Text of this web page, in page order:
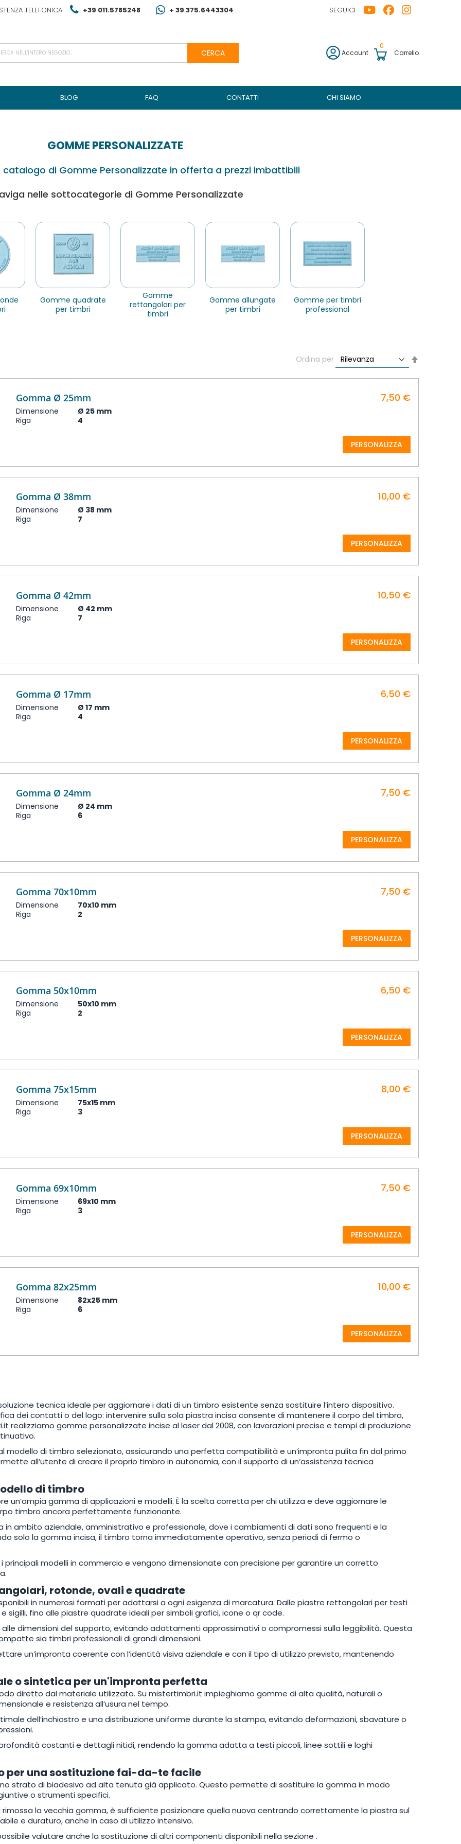
TELEFONICA +39 011.5785248 + 39 375.6443304 SEGUICI
CERCA Account Carrello
0
BLOG FAQ CONTATTI CHI SIAMO
GOMME PERSONALIZZATE
catalogo di Gomme Personalizzate in offerta a prezzi imbattibili
nelle sottocategorie di Gomme Personalizzate
gomme quadrate
per timbri
gomme
rettangolari per
timbri
gomme allungate
per timbri
gomme per timbri
professional
Ordina per
Gomma Ø 25mm
Dimensione
Ø 25 mm
Riga
4
7,50 €
PERSONALIZZA
Gomma Ø 38mm
Dimensione
Ø 38 mm
Riga
7
10,00 €
PERSONALIZZA
Gomma Ø 42mm
Dimensione
Ø 42 mm
Riga
7
10,50 €
PERSONALIZZA
Gomma Ø 17mm
Dimensione
Ø 17 mm
Riga
4
6,50 €
PERSONALIZZA
Gomma Ø 24mm
Dimensione
Ø 24 mm
Riga
6
7,50 €
PERSONALIZZA
Gomma 70x10mm
Dimensione
70x10 mm
Riga
2
7,50 €
PERSONALIZZA
Gomma 50x10mm
Dimensione
50x10 mm
Riga
2
6,50 €
PERSONALIZZA
Gomma 75x15mm
Dimensione
75x15 mm
Riga
3
8,00 €
PERSONALIZZA
Gomma 69x10mm
Dimensione
69x10 mm
Riga
3
7,50 €
PERSONALIZZA
Gomma 82x25mm
Dimensione
82x25 mm
Riga
6
10,00 €
PERSONALIZZA
tecnica ideale per aggiornare i dati di un timbro esistente senza sostituire l’intero dispositivo.
dei contatti o del logo: intervenire sulla sola piastra incisa consente di mantenere il corpo del timbro,
realizziamo gomme personalizzate incise al laser dal 2008, con lavorazioni precise e tempi di produzione
modello di timbro selezionato, assicurando una perfetta compatibilità e un’impronta pulita fin dal primo
all’utente di creare il proprio timbro in autonomia, con il supporto di un’assistenza tecnica
di timbro
un’ampia gamma di applicazioni e modelli. È la scelta corretta per chi utilizza e deve aggiornare le
timbro ancora perfettamente funzionante.
ambito aziendale, amministrativo e professionale, dove i cambiamenti di dati sono frequenti e la
solo la gomma incisa, il timbro torna immediatamente operativo, senza periodi di fermo o
modelli in commercio e vengono dimensionate con precisione per garantire un corretto
rotonde, ovali e quadrate
in numerosi formati per adattarsi a ogni esigenza di marcatura. Dalle piastre rettangolari per testi
sigilli, fino alle piastre quadrate ideali per simboli grafici, icone o qr code.
dimensioni del supporto, evitando adattamenti approssimativi o compromessi sulla leggibilità. Questa
sia timbri professionali di grandi dimensioni.
un’impronta coerente con l’identità visiva aziendale e con il tipo di utilizzo previsto, mantenendo
o sintetica per un'impronta perfetta
diretto dal materiale utilizzato. Su mistertimbri.it impieghiamo gomme di alta qualità, naturali o
e resistenza all’usura nel tempo.
dell’inchiostro e una distribuzione uniforme durante la stampa, evitando deformazioni, sbavature o
costanti e dettagli nitidi, rendendo la gomma adatta a testi piccoli, linee sottili e loghi
per una sostituzione fai-da-te facile
strato di biadesivo ad alta tenuta già applicato. Questo permette di sostituire la gomma in modo
o strumenti specifici.
la vecchia gomma, è sufficiente posizionare quella nuova centrando correttamente la piastra sul
e duraturo, anche in caso di utilizzo intensivo.
valutare anche la sostituzione di altri componenti disponibili nella sezione .